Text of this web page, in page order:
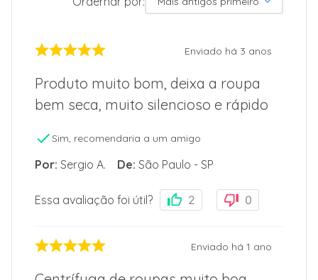
Enviado há 3 anos
Produto muito bom, deixa a roupa
bem seca, muito silencioso e rápido
Sim, recomendaria a um amigo
Por: Sergio A. De: São Paulo - SP
Essa avaliação foi útil? 2 0
Enviado há 1 ano